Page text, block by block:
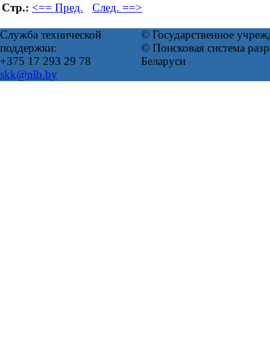
Стр.: <== Пред. След. ==>
Служба технической
поддержки:
+375 17 293 29 78
skk@nlb.by
© Государственное
© Поисковая система
Беларуси